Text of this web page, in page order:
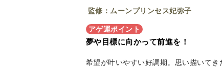
監修：ムーンプリンセス妃弥子
アゲ運ポイント
夢や目標に向かって前進を！
希望が叶いやすい好調期。思い描いて